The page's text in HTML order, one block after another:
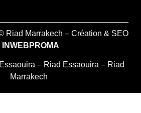
Riad Marrakech – Création & SEO
INWEBPROMA
– Riad Essaouira – Riad
Marrakech